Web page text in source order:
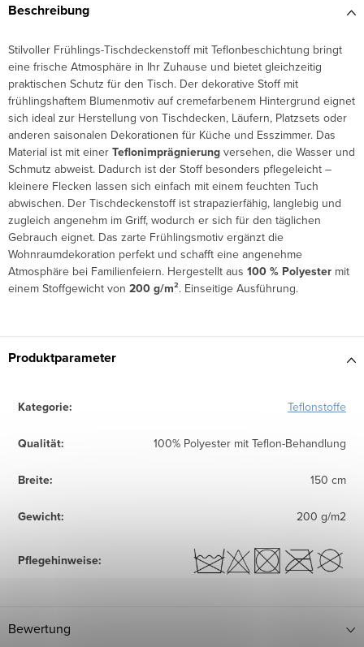
Beschreibung
Stilvoller Frühlings-Tischdeckenstoff mit Teflonbeschichtung bringt
eine frische Atmosphäre in Ihr Zuhause und bietet gleichzeitig
praktischen Schutz für den Tisch. Der dekorative Stoff mit
frühlingshaftem Blumenmotiv auf cremefarbenem Hintergrund eignet
sich ideal zur Herstellung von Tischdecken, Läufern, Platzsets oder
anderen saisonalen Dekorationen für Küche und Esszimmer. Das
Material ist mit einer Teflonimprägnierung versehen, die Wasser und
Schmutz abweist. Dadurch ist der Stoff besonders pflegeleicht –
kleinere Flecken lassen sich einfach mit einem feuchten Tuch
abwischen. Der Tischdeckenstoff ist strapazierfähig, langlebig und
zugleich angenehm im Griff, wodurch er sich für den täglichen
Gebrauch eignet. Das zarte Frühlingsmotiv ergänzt die
Wohnraumdekoration perfekt und schafft eine angenehme
Atmosphäre bei Familienfeiern. Hergestellt aus 100 % Polyester mit
einem Stoffgewicht von 200 g/m². Einseitige Ausführung.
Produktparameter
Kategorie: Teflonstoffe
Qualität: 100% Polyester mit Teflon-Behandlung
Breite: 150 cm
Gewicht: 200 g/m2
Pflegehinweise:
Bewertung